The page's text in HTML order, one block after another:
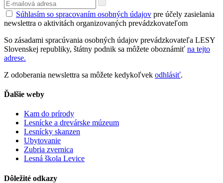
Súhlasím so spracovaním osobných údajov pre účely zasielania
newslettra o aktivitách organizovaných prevádzkovateľom
So zásadami spracúvania osobných údajov prevádzkovateľa LESY
Slovenskej republiky, štátny podnik sa môžete oboznámiť na tejto
adrese.
Z odoberania newslettra sa môžete kedykoľvek odhlásiť.
Ďalšie weby
Kam do prírody
Lesnícke a drevárske múzeum
Lesnícky skanzen
Ubytovanie
Zubria zvernica
Lesná škola Levice
Dôležité odkazy